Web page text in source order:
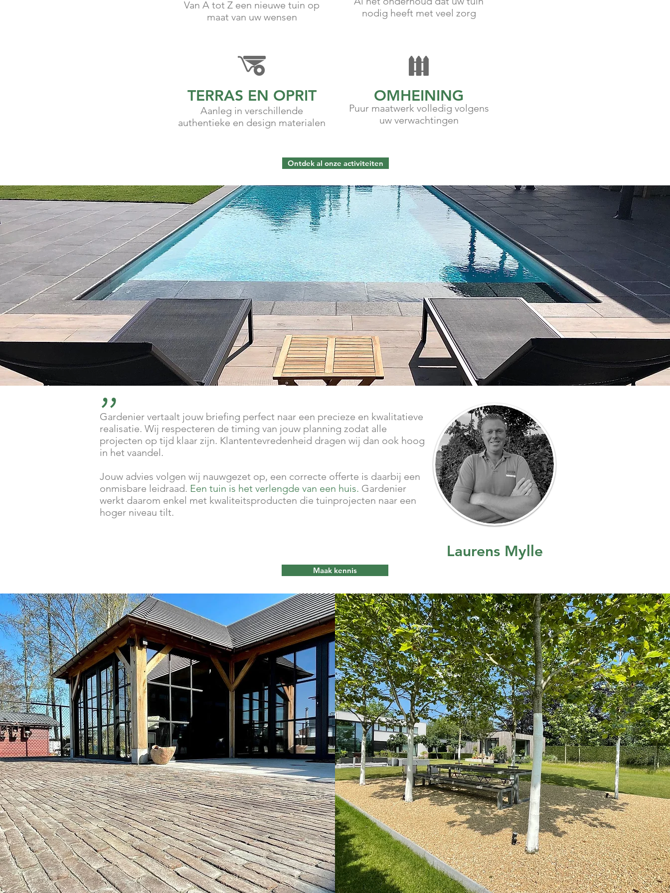
Van A tot Z een nieuwe tuin op
maat van uw wensen
TERRAS EN OPRIT
Aanleg in verschillende
authentieke en design materialen
nodig heeft met veel zorg
OMHEINING
Puur maatwerk volledig volgens
uw verwachtingen
Ontdek al onze activiteiten
Gardenier vertaalt jouw briefing perfect naar een precieze en kwalitatieve
realisatie. Wij respecteren de timing van jouw planning zodat alle
projecten op tijd klaar zijn. Klantentevredenheid dragen wij dan ook hoog
in het vaandel.
Jouw advies volgen wij nauwgezet op, een correcte offerte is daarbij een
onmisbare leidraad. Een tuin is het verlengde van een huis. Gardenier
werkt daarom enkel met kwaliteitsproducten die tuinprojecten naar een
hoger niveau tilt.
"
Laurens Mylle
Maak kennis